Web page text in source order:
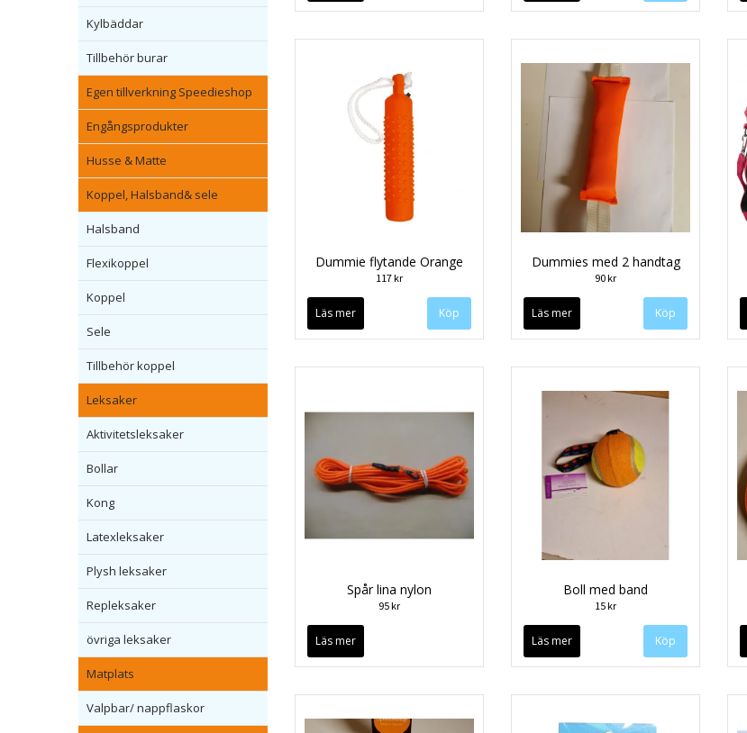
Kylbäddar
Tillbehör burar
Egen tillverkning Speedieshop
Engångsprodukter
Husse & Matte
Koppel, Halsband& sele
Halsband
Flexikoppel
Koppel
Sele
Tillbehör koppel
Leksaker
Aktivitetsleksaker
Bollar
Kong
Latexleksaker
Plysh leksaker
Repleksaker
övriga leksaker
Matplats
Valpbar/ nappflaskor
Dummie flytande Orange
117 kr
Läs mer
Dummies med 2 handtag
90 kr
Läs mer
Spår lina nylon
95 kr
Läs mer
Boll med band
15 kr
Läs mer